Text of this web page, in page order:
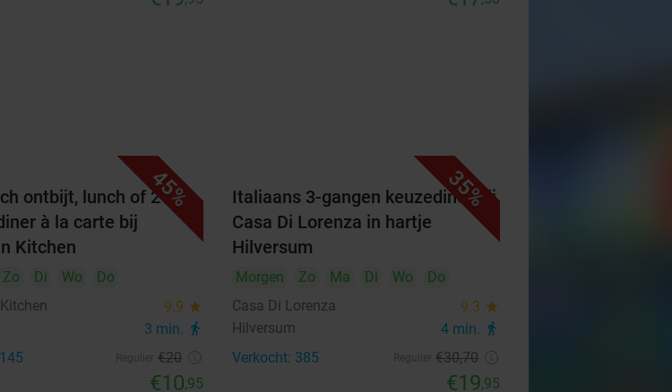
45%
ontbijt, lunch of 2-
à la carte bij
Kitchen
Zo Di Wo
Do
9.9 star
3 min. directions_walk
€20
€10,95
35%
Italiaans 3-gangen keuzediner bij
Casa Di Lorenza in hartje
Hilversum
Morgen Zo Ma Di Wo
Do
Casa Di Lorenza
9.3 star
Hilversum 4 min. directions_walk
Verkocht: 385 €30,70
€19,95